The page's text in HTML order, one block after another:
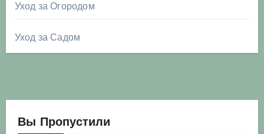
Уход за Огородом
Уход за Садом
Вы Пропустили